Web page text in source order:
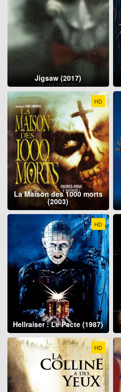
Jigsaw (2017)
HD
La Maison des 1000 morts
(2003)
HD
Hellraiser : Le Pacte (1987)
HD